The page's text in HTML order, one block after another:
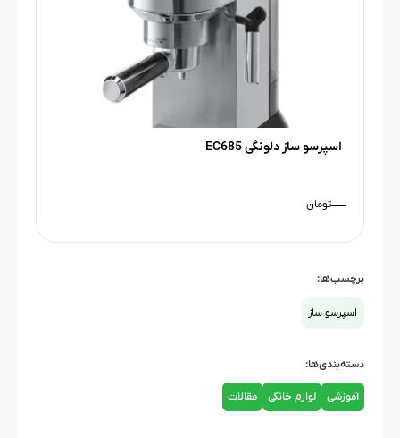
اسپرسو ساز دلونگی EC685
—تومان
برچسب‌ها:
اسپرسو ساز
دسته‌بندی‌ها:
آموزشی لوازم خانگی مقالات